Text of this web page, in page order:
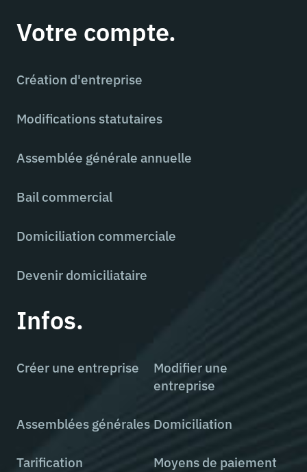
Votre compte.
Création d'entreprise
Modifications statutaires
Assemblée générale annuelle
Bail commercial
Domiciliation commerciale
Devenir domiciliataire
Infos.
Créer une entreprise
Modifier une
entreprise
Assemblées générales Domiciliation
Tarification Moyens de paiement